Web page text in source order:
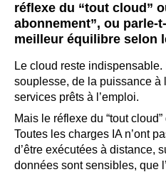
réflexe du “tout cloud”
abonnement”, ou parle-
meilleur équilibre selon
Le cloud reste indispensable.
souplesse, de la puissance à
services prêts à l’emploi.
Mais le réflexe du “tout
Toutes les charges IA n’ont
d’être exécutées à distance,
données sont sensibles, que